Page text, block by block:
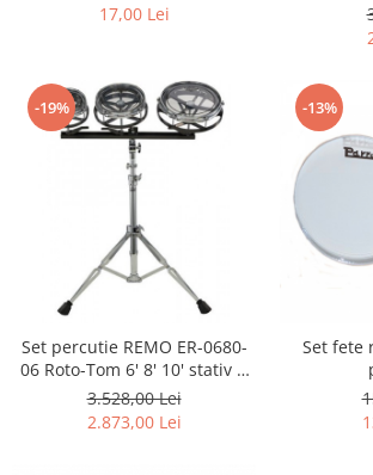
17,00 Lei
-19%
Set percutie REMO ER-0680-
06 Roto-Tom 6' 8' 10' stativ &
bete incluse
3.528,00 Lei
2.873,00 Lei
-13%
Set fete